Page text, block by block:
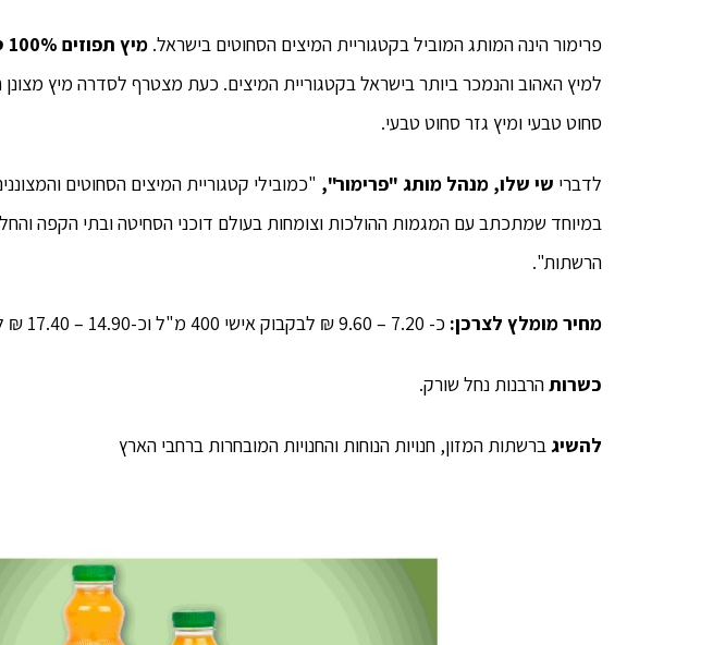
פרימור הינה המותג המוביל בקטגוריית המיצים הסחוטים בישראל. מיץ תפוזים 100% סחוט טבעי
למיץ האהוב והנמכר ביותר בישראל בקטגוריית המיצים. כעת מצטרף לסדרה מיץ
סחוט טבעי ומיץ גזר סחוט טבעי.
לדברי שי שלו, מנהל מותג "פרימור", "כמובילי קטגוריית המיצים הסחוטים
במיוחד שמתכתב עם המגמות ההולכות וצומחות בעולם דוכני הסחיטה ובתי הקפה
הרשתות".
מחיר מומלץ לצרכן: כ- 7.20 – 9.60 ₪ לבקבוק אישי 400 מ"ל וכ-14.90 – 17.40 ₪ לבקבוק 1 ליטר.
כשרותהרבנות נחל שורק.
להשיגברשתות המזון, חנויות הנוחות והחנויות המובחרות ברחבי הארץ